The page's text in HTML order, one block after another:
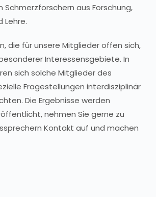
Schmerzforschern aus Forschung,
Lehre.
die für unsere Mitglieder offen sich,
Interessensgebiete. In
sich solche Mitglieder des
Fragestellungen interdisziplinär
Die Ergebnisse werden
nehmen Sie gerne zu
Kontakt auf und machen